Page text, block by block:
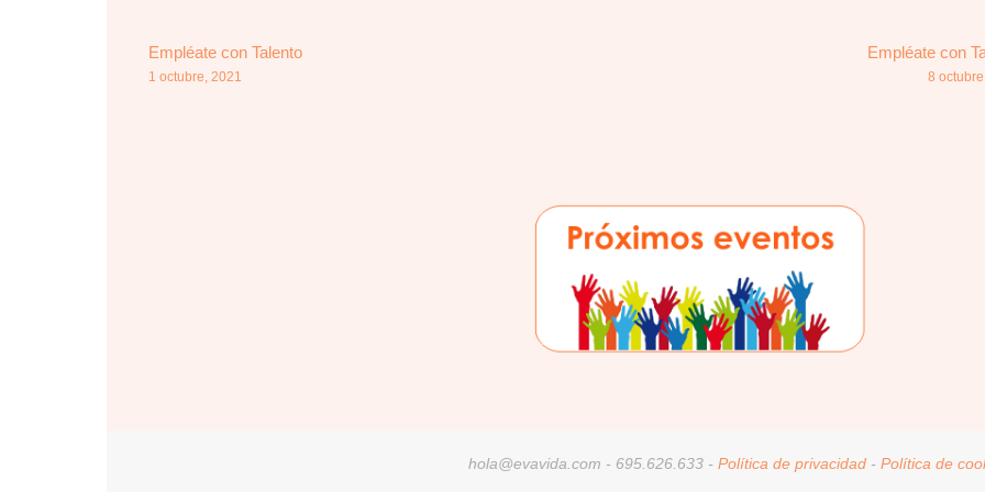
Empléate con Talento
1 octubre, 2021
Empléate con
8
hola@evavida.com - 695.626.633 - Política de privacidad- Política de